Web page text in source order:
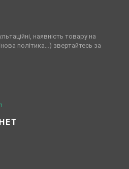
наявність товару на
політика…) звертайтесь за